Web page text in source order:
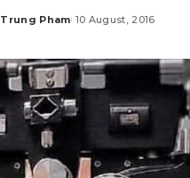
Posted
Trung Pham 10 August, 2016